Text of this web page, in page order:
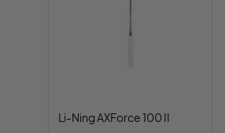
Li-Ning AXForce 100 II